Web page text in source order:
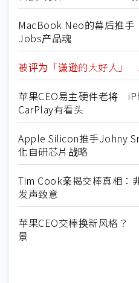
MacBook Neo的幕后推
Jobs产品魂
被评为「谦逊的大好人」
苹果CEO易主硬件老将
CarPlay有看头
Apple Silicon推手Johny
化自研芯片战略
Tim Cook亲揭交棒真相
发声致意
苹果CEO交棒换新风格？
景